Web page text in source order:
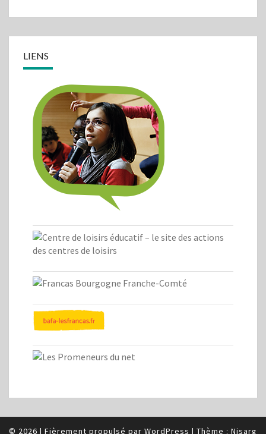
LIENS
© 2026 | Fièrement propulsé par WordPress | Thème : Nisarg